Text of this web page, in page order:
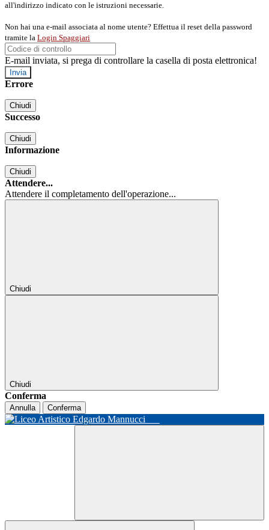
all'indirizzo indicato con le istruzioni necessarie.
Non hai una e-mail associata al nome utente? Effettua il reset della password
tramite la Login Spaggiari
E-mail inviata, si prega di controllare la casella di posta elettronica!
Errore
Chiudi
Successo
Chiudi
Informazione
Chiudi
Attendere...
Attendere il completamento dell'operazione...
Chiudi
Chiudi
Conferma
Annulla Conferma